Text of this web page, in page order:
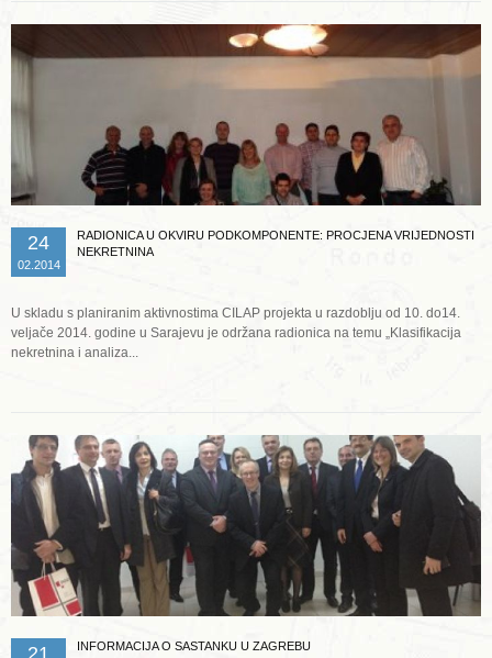
24
02.2014
RADIONICA U OKVIRU PODKOMPONENTE: PROCJENA VRIJEDNOSTI
NEKRETNINA
U skladu s planiranim aktivnostima CILAP projekta u razdoblju od 10. do14.
veljače 2014. godine u Sarajevu je održana radionica na temu „Klasifikacija
nekretnina i analiza...
INFORMACIJA O SASTANKU U ZAGREBU